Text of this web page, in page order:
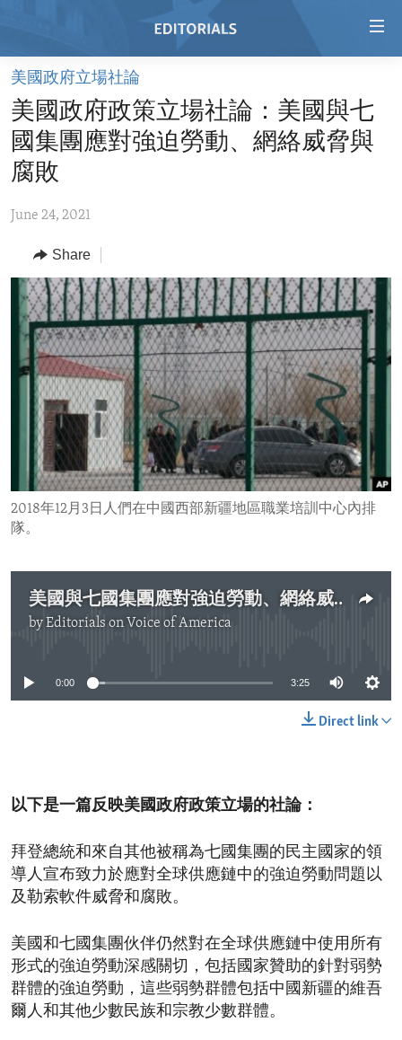
Skip
main
content
Skip
to
main
Navigation
to
Search
HOME
VIDEO
RADIO
AFRICA
AMERICAS
ASIA
EUROPE
MIDDLE EAST
TOPICS
HUMAN RIGHTS
SECURITY AND DEFENSE
AID AND DEVELOPMENT
DEMOCRACY AND GOVERNANCE
ECONOMY AND TRADE
ENVIRONMENT AND HEALTH
IDEALS AND INSTITUTIONS
ARCHIVE
ABOUT US
FOLLOW US
美國政府立場社論
美國政府政策立場社論：美國與七
國集團應對強迫勞動、網絡威脅與
腐敗
June 24, 2021
Share
2018年12月3日人們在中國西部新疆地區職業培訓中心內排
隊。
美國與七國集團應對強迫勞動、網絡威脅與腐敗
byEditorials on Voice of America
0:00 3:25
Direct link
以下是一篇反映美國政府政策立場的社論：
拜登總統和來自其他被稱為七國集團的民主國家的領
導人宣布致力於應對全球供應鏈中的強迫勞動問題以
及勒索軟件威脅和腐敗。
美國和七國集團伙伴仍然對在全球供應鏈中使用所有
形式的強迫勞動深感關切，包括國家贊助的針對弱勢
群體的強迫勞動，這些弱勢群體包括中國新疆的維吾
爾人和其他少數民族和宗教少數群體。